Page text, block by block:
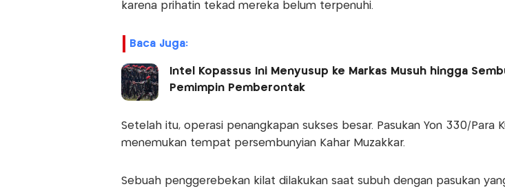
karena prihatin tekad mereka belum terpenuhi.
Baca Juga:
Intel Kopassus Ini Menyusup ke Markas Musuh hingga
Pemimpin Pemberontak
Setelah itu, operasi penangkapan sukses besar. Pasukan Yon 330/Para
menemukan tempat persembunyian Kahar Muzakkar.
Sebuah penggerebekan kilat dilakukan saat subuh dengan pasukan